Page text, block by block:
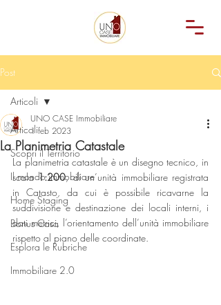
Post
Articoli
Scopri il Territorio
Il mondo immobiliare
Home Staging
Bonus Casa
Esplora le Rubriche
Immobiliare 2.0
Articoli
La Planimetria Catastale
UNO CASE Immobiliare
1 feb 2023
La planimetria catastale è un disegno tecnico, in
scala 1:200, di un’unità immobiliare registrata
in Catasto, da cui è possibile ricavarne la
suddivisione e destinazione dei locali interni, i
dati metrici, l’orientamento dell’unità immobiliare
rispetto al piano delle coordinate.